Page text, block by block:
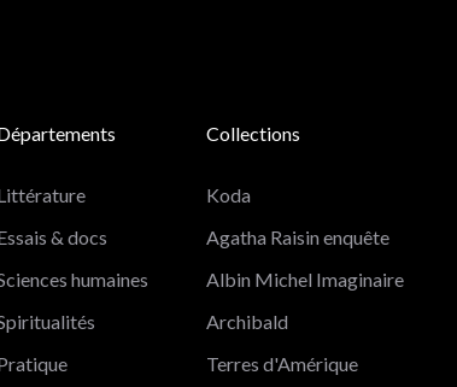
& docs
humaines
Collections
Koda
Agatha Raisin enquête
Albin Michel Imaginaire
Archibald
Terres d'Amérique